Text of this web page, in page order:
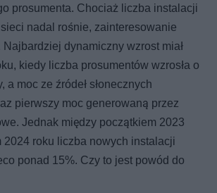
prosumenta. Chociaż liczba instalacji
nadal rośnie, zainteresowanie
Najbardziej dynamiczny wzrost miał
kiedy liczba prosumentów wzrosła o
a moc ze źródeł słonecznych
pierwszy moc generowaną przez
Jednak między początkiem 2023
2024 roku liczba nowych instalacji
ponad 15%. Czy to jest powód do